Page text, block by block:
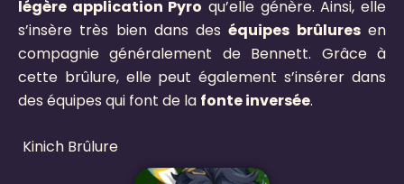
légère application Pyro qu’elle génère. Ainsi, elle
s’insère très bien dans deséquipes brûluresen
compagnie généralement de Bennett. Grâce à
cette brûlure, elle peut également s’insérer dans
des équipes qui font de la fonte inversée.
Kinich Brûlure